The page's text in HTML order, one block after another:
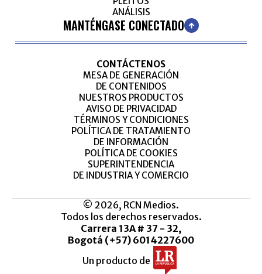
ANÁLISIS
MANTÉNGASE CONECTADO
CONTÁCTENOS
MESA DE GENERACIÓN
DE CONTENIDOS
NUESTROS PRODUCTOS
AVISO DE PRIVACIDAD
TÉRMINOS Y CONDICIONES
POLÍTICA DE TRATAMIENTO
DE INFORMACIÓN
POLÍTICA DE COOKIES
SUPERINTENDENCIA
DE INDUSTRIA Y COMERCIO
© 2026, RCN Medios.
Todos los derechos reservados.
Carrera 13A # 37 - 32,
Bogotá (+57) 6014227600
Un producto de